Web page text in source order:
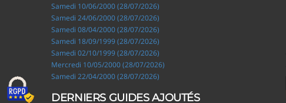
Samedi 10/06/2000 (28/07/2026)
Samedi 24/06/2000 (28/07/2026)
Samedi 08/04/2000 (28/07/2026)
Samedi 18/09/1999 (28/07/2026)
Samedi 02/10/1999 (28/07/2026)
Mercredi 10/05/2000 (28/07/2026)
Samedi 22/04/2000 (28/07/2026)
DERNIERS GUIDES AJOUTÉS